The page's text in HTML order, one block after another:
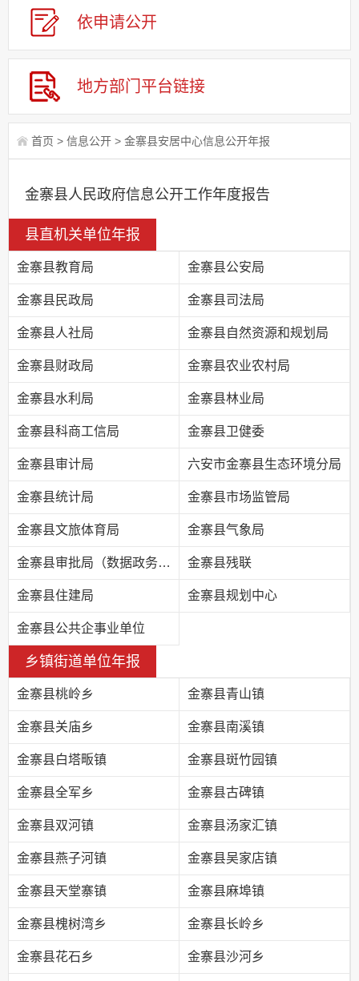
依申请公开
地方部门 平台链接
首页 > 信息公开 > 金寨县安居中心信息公开年报
金寨县人民政府信息公开工作年度报告
县直机关单位年报
金寨县教育局 金寨县公安局
金寨县民政局 金寨县司法局
金寨县人社局 金寨县自然资源和规划局
金寨县财政局 金寨县农业农村局
金寨县水利局 金寨县林业局
金寨县科商工信局 金寨县卫健委
金寨县审计局 六安市金寨县生态环境分局
金寨县统计局 金寨县市场监管局
金寨县文旅体育局 金寨县气象局
金寨县审批局（数据政务局） 金寨县残联
金寨县住建局 金寨县规划中心
金寨县公共企事业单位
乡镇街道单位年报
金寨县桃岭乡 金寨县青山镇
金寨县关庙乡 金寨县南溪镇
金寨县白塔畈镇 金寨县斑竹园镇
金寨县全军乡 金寨县古碑镇
金寨县双河镇 金寨县汤家汇镇
金寨县燕子河镇 金寨县吴家店镇
金寨县天堂寨镇 金寨县麻埠镇
金寨县槐树湾乡 金寨县长岭乡
金寨县花石乡 金寨县沙河乡